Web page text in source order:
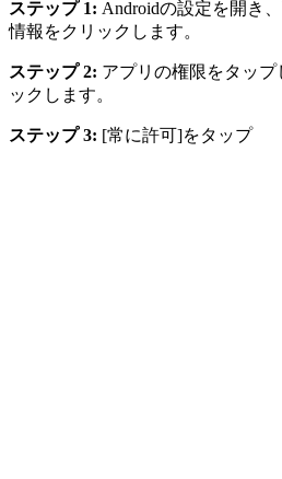
ステップ 1: Androidの設定を開き
情報をクリックします。
ステップ 2: アプリの権限をタップ
ックします。
ステップ 3: [常に許可]をタップ